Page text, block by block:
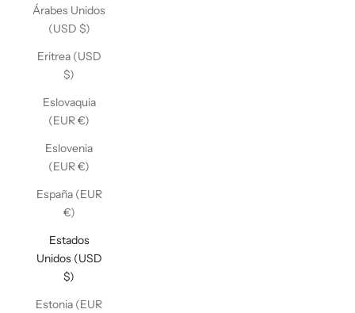
Árabes Unidos
(USD $)
Eritrea (USD
$)
Eslovaquia
(EUR €)
Eslovenia
(EUR €)
España (EUR
€)
Estados
Unidos (USD
$)
Estonia (EUR